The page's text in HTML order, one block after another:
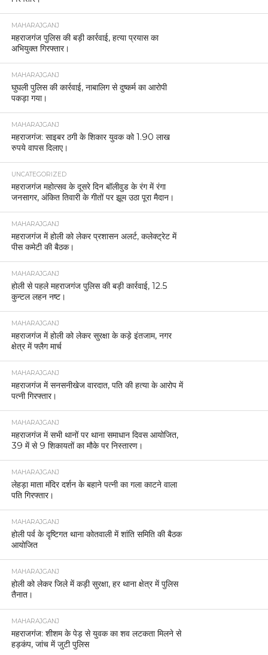
MAHARAJGANJ
महराजगंज पुलिस की बड़ी कार्रवाई, हत्या प्रयास का
अभियुक्त गिरफ्तार।
MAHARAJGANJ
घुघली पुलिस की कार्रवाई, नाबालिग से दुष्कर्म का आरोपी
पकड़ा गया।
MAHARAJGANJ
महराजगंज: साइबर ठगी के शिकार युवक को 1.90 लाख
रुपये वापस दिलाए।
UNCATEGORIZED
महराजगंज महोत्सव के दूसरे दिन बॉलीवुड के रंग में रंगा
जनसागर, अंकित तिवारी के गीतों पर झूम उठा पूरा मैदान।
MAHARAJGANJ
महराजगंज में होली को लेकर प्रशासन अलर्ट, कलेक्ट्रेट में
पीस कमेटी की बैठक।
MAHARAJGANJ
होली से पहले महराजगंज पुलिस की बड़ी कार्रवाई, 12.5
कुन्टल लहन नष्ट।
MAHARAJGANJ
महराजगंज में होली को लेकर सुरक्षा के कड़े इंतजाम, नगर
क्षेत्र में फ्लैग मार्च
MAHARAJGANJ
महराजगंज में सनसनीखेज वारदात, पति की हत्या के आरोप में
पत्नी गिरफ्तार।
MAHARAJGANJ
महराजगंज में सभी थानों पर थाना समाधान दिवस आयोजित,
39 में से 9 शिकायतों का मौके पर निस्तारण।
MAHARAJGANJ
लेहड़ा माता मंदिर दर्शन के बहाने पत्नी का गला काटने वाला
पति गिरफ्तार।
MAHARAJGANJ
होली पर्व के दृष्टिगत थाना कोतवाली में शांति समिति की बैठक
आयोजित
MAHARAJGANJ
होली को लेकर जिले में कड़ी सुरक्षा, हर थाना क्षेत्र में पुलिस
तैनात।
MAHARAJGANJ
महराजगंज: शीशम के पेड़ से युवक का शव लटकता मिलने से
हड़कंप, जांच में जुटी पुलिस